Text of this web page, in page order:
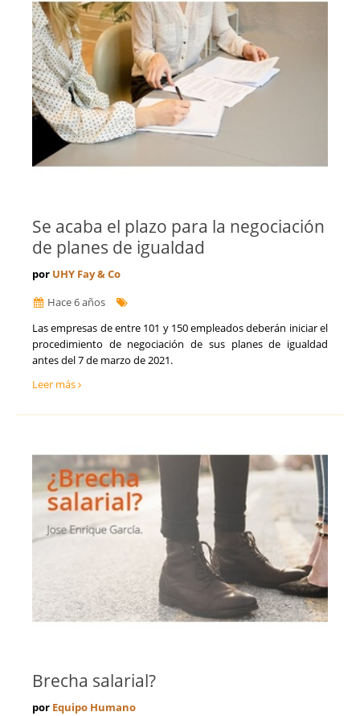
Se acaba el plazo para la negociación
de planes de igualdad
por UHY Fay & Co
Hace 6 años
Las empresas de entre 101 y 150 empleados deberán iniciar el
procedimiento de negociación de sus planes de igualdad
antes del 7 de marzo de 2021.
Leer más
Brecha salarial?
por Equipo Humano